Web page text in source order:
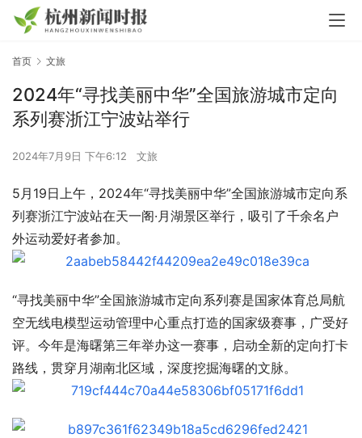
首页 文旅
2024年“寻找美丽中华”全国旅游城市定向
系列赛浙江宁波站举行
2024年7月9日 下午6:12 文旅
5月19日上午，2024年“寻找美丽中华”全国旅游城市定向系
列赛浙江宁波站在天一阁·月湖景区举行，吸引了千余名户
外运动爱好者参加。
“寻找美丽中华”全国旅游城市定向系列赛是国家体育总局航
空无线电模型运动管理中心重点打造的国家级赛事，广受好
评。今年是海曙第三年举办这一赛事，启动全新的定向打卡
路线，贯穿月湖南北区域，深度挖掘海曙的文脉。